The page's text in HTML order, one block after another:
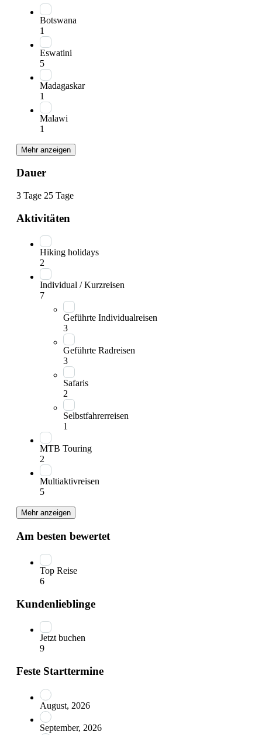
Botswana
1
Eswatini
5
Madagaskar
1
Malawi
1
Mehr anzeigen
Dauer
3 Tage 25 Tage
Aktivitäten
Hiking holidays
2
Individual / Kurzreisen
7
Geführte Individualreisen
3
Geführte Radreisen
3
Safaris
2
Selbstfahrerreisen
1
MTB Touring
2
Multiaktivreisen
5
Mehr anzeigen
Am besten bewertet
Top Reise
6
Kundenlieblinge
Jetzt buchen
9
Feste Starttermine
August, 2026
September, 2026